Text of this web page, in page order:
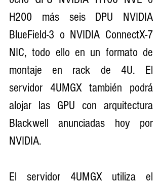
H200 más seis DPU NVIDIA
BlueField-3 o NVIDIA ConnectX-7
NIC, todo ello en un formato de
montaje en rack de 4U. El
servidor 4UMGX también podrá
alojar las GPU con arquitectura
Blackwell anunciadas hoy por
NVIDIA.
El servidor 4UMGX utiliza el